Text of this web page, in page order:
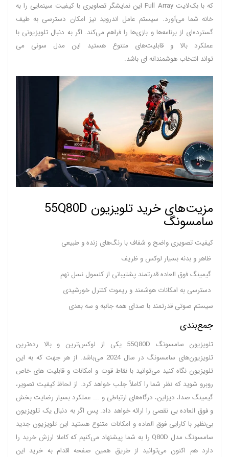
که با بک‌لایت Full Array این نمایشگر تصاویری با کیفیت سینمایی را به
خانه شما می‌آورد. سیستم عامل اندروید نیز امکان دسترسی به طیف
گسترده‌ای از برنامه‌ها و بازی‌ها را فراهم می‌کند. اگر به دنبال تلویزیونی با
عملکرد بالا و قابلیت‌های متنوع هستید این مدل سونی می
تواند انتخاب هوشمندانه ای باشد.
مزیت‌های خرید تلویزیون ‌55Q80D
سامسونگ
کیفیت تصویری واضح و شفاف با رنگ‌های زنده و طبیعی
ظاهر و بدنه بسیار لوکس و ظریف
گیمینگ فوق العاده قدرتمند پشتیبانی از کنسول نسل نهم
دسترسی به امکانات هوشمند و ریموت کنترل خورشیدی
سیستم صوتی قدرتمند با صدای همه جانبه و سه بعدی
جمع‌بندی
تلویزیون سامسونگ 55Q80D یکی از لوکس‌ترین و بالا رده‌ترین
تلویزیون‌های سامسونگ در سال 2024 می‌باشد. از هر جهت که به این
تلویزیون نگاه کنید می‌توانید با نقاط قوت و امکانات و قابلیت‌ های خاص
روبرو شوید که نظر شما را کاملاً جلب خواهد کرد. از لحاظ کیفیت تصویر،
گیمینگ صدا، دیزاین، درگاه‌های ارتباطی و ... عملکرد بسیار رضایت بخش
و فوق العاده بی‌ نقصی را ارائه خواهد داد. پس اگر به دنبال یک تلویزیون
بی‌نظیر با کارایی فوق العاده و امکانات متنوع هستید این تلویزیون جدید
سامسونگ مدل Q80D را به شما پیشنهاد می‌کنیم که کاملا ارزش خرید را
دارد هم اکنون می‌توانید از طریق همین صفحه اقدام به خرید این